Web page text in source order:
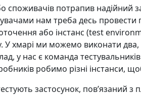
потрапив надійний
нам треба десь провести
або інстанс (test
У хмарі ми можемо виконати два,
у нас є команда тестувальників
робимо різні інстанси,
застосунок, повʼязаний